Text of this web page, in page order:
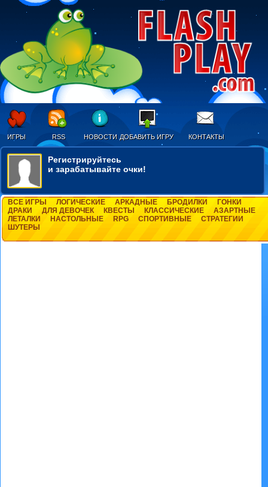
ИГРЫ RSS НОВОСТИ ДОБАВИТЬ ИГРУ КОНТАКТЫ
Регистрируйтесь
и зарабатывайте очки!
ВСЕ ИГРЫ ЛОГИЧЕСКИЕ АРКАДНЫЕ БРОДИЛКИ
ГОНКИ
ДРАКИ
ДЛЯ ДЕВОЧЕК КВЕСТЫ КЛАССИЧЕСКИЕ
АЗАРТНЫЕ
ЛЕТАЛКИ
НАСТОЛЬНЫЕ RPG СПОРТИВНЫЕ
СТРАТЕГИИ
ШУТЕРЫ